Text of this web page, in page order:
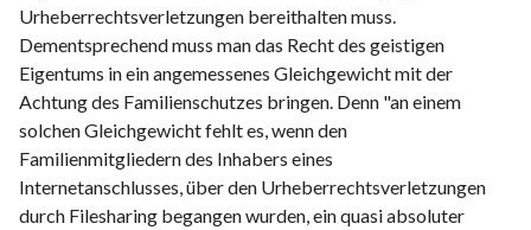
Urheberrechtsverletzungen bereithalten muss.
Dementsprechend muss man das Recht des geistigen
Eigentums in ein angemessenes Gleichgewicht mit der
Achtung des Familienschutzes bringen. Denn "an einem
solchen Gleichgewicht fehlt es, wenn den
Familienmitgliedern des Inhabers eines
Internetanschlusses, über den Urheberrechtsverletzungen
durch Filesharing begangen wurden, ein quasi absoluter